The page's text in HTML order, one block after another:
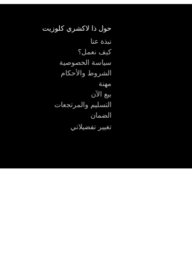
حول ذا لاكشري كلوزيت
نبذة عنا
كيف نعمل؟
سياسة الخصوصية
الشروط والأحكام
مهنة
بيع الآن
التسليم والمرتجعات
الضمان
تغيير تفضيلاتي